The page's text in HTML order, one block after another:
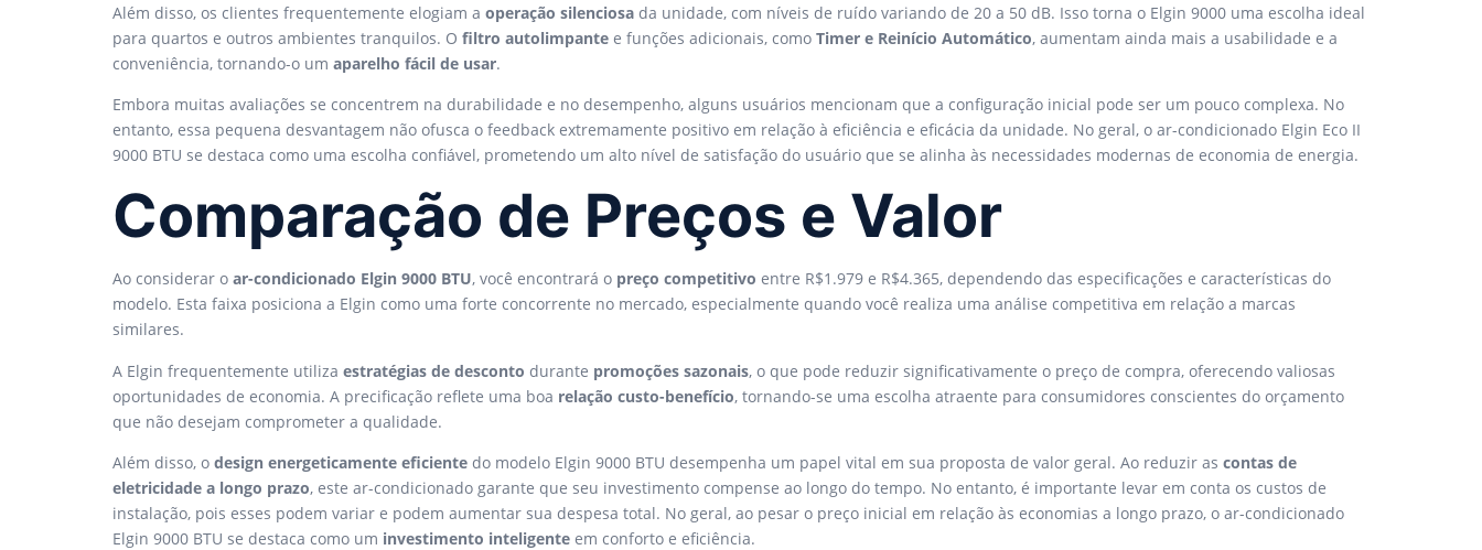
Além disso, os clientes frequentemente elogiam a operação silenciosa da unidade, com níveis de ruído variando de 20 a 50 dB. Isso torna o Elgin 9000 uma escolha ideal
para quartos e outros ambientes tranquilos. O filtro autolimpante e funções adicionais, como Timer e Reinício Automático, aumentam ainda mais a usabilidade e a
conveniência, tornando-o um aparelho fácil de usar.
Embora muitas avaliações se concentrem na durabilidade e no desempenho, alguns usuários mencionam que a configuração inicial pode ser um pouco complexa. No
entanto, essa pequena desvantagem não ofusca o feedback extremamente positivo em relação à eficiência e eficácia da unidade. No geral, o ar-condicionado Elgin Eco II
9000 BTU se destaca como uma escolha confiável, prometendo um alto nível de satisfação do usuário que se alinha às necessidades modernas de economia de energia.
Comparação de Preços e Valor
Ao considerar o ar-condicionado Elgin 9000 BTU, você encontrará o preço competitivo entre R$1.979 e R$4.365, dependendo das especificações e características do
modelo. Esta faixa posiciona a Elgin como uma forte concorrente no mercado, especialmente quando você realiza uma análise competitiva em relação a marcas
similares.
A Elgin frequentemente utiliza estratégias de desconto durante promoções sazonais, o que pode reduzir significativamente o preço de compra, oferecendo valiosas
oportunidades de economia. A precificação reflete uma boa relação custo-benefício, tornando-se uma escolha atraente para consumidores conscientes do orçamento
que não desejam comprometer a qualidade.
Além disso, o design energeticamente eficiente do modelo Elgin 9000 BTU desempenha um papel vital em sua proposta de valor geral. Ao reduzir as contas de
eletricidade a longo prazo, este ar-condicionado garante que seu investimento compense ao longo do tempo. No entanto, é importante levar em conta os custos de
instalação, pois esses podem variar e podem aumentar sua despesa total. No geral, ao pesar o preço inicial em relação às economias a longo prazo, o ar-condicionado
Elgin 9000 BTU se destaca como um investimento inteligente em conforto e eficiência.